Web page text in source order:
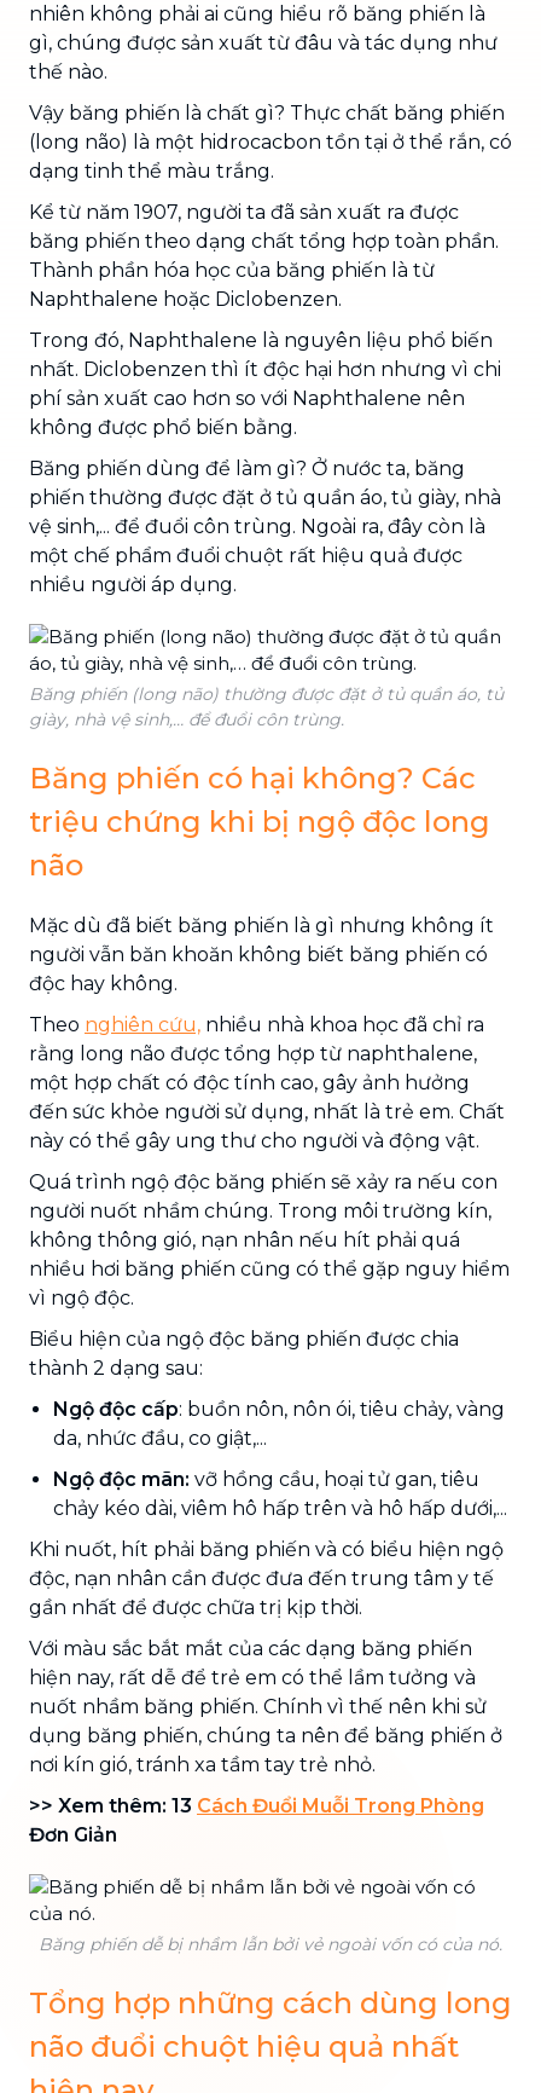
nhiên không phải ai cũng hiểu rõ băng phiến là
gì, chúng được sản xuất từ đâu và tác dụng như
thế nào.
Vậy băng phiến là chất gì? Thực chất băng phiến
(long não) là một hidrocacbon tồn tại ở thể rắn, có
dạng tinh thể màu trắng.
Kể từ năm 1907, người ta đã sản xuất ra được
băng phiến theo dạng chất tổng hợp toàn phần.
Thành phần hóa học của băng phiến là từ
Naphthalene hoặc Diclobenzen.
Trong đó, Naphthalene là nguyên liệu phổ biến
nhất. Diclobenzen thì ít độc hại hơn nhưng vì chi
phí sản xuất cao hơn so với Naphthalene nên
không được phổ biến bằng.
Băng phiến dùng để làm gì? Ở nước ta, băng
phiến thường được đặt ở tủ quần áo, tủ giày, nhà
vệ sinh,... để đuổi côn trùng. Ngoài ra, đây còn là
một chế phẩm đuổi chuột rất hiệu quả được
nhiều người áp dụng.
Băng phiến (long não) thường được đặt ở tủ quần áo, tủ
giày, nhà vệ sinh,… để đuổi côn trùng.
Băng phiến có hại không? Các
triệu chứng khi bị ngộ độc long
não
Mặc dù đã biết băng phiến là gì nhưng không ít
người vẫn băn khoăn không biết băng phiến có
độc hay không.
Theo nghiên cứu, nhiều nhà khoa học đã chỉ ra
rằng long não được tổng hợp từ naphthalene,
một hợp chất có độc tính cao, gây ảnh hưởng
đến sức khỏe người sử dụng, nhất là trẻ em. Chất
này có thể gây ung thư cho người và động vật.
Quá trình ngộ độc băng phiến sẽ xảy ra nếu con
người nuốt nhầm chúng. Trong môi trường kín,
không thông gió, nạn nhân nếu hít phải quá
nhiều hơi băng phiến cũng có thể gặp nguy hiểm
vì ngộ độc.
Biểu hiện của ngộ độc băng phiến được chia
thành 2 dạng sau:
Ngộ độc cấp: buồn nôn, nôn ói, tiêu chảy, vàng
da, nhức đầu, co giật,...
Ngộ độc mãn: vỡ hồng cầu, hoại tử gan, tiêu
chảy kéo dài, viêm hô hấp trên và hô hấp dưới,...
Khi nuốt, hít phải băng phiến và có biểu hiện ngộ
độc, nạn nhân cần được đưa đến trung tâm y tế
gần nhất để được chữa trị kịp thời.
Với màu sắc bắt mắt của các dạng băng phiến
hiện nay, rất dễ để trẻ em có thể lầm tưởng và
nuốt nhầm băng phiến. Chính vì thế nên khi sử
dụng băng phiến, chúng ta nên để băng phiến ở
nơi kín gió, tránh xa tầm tay trẻ nhỏ.
>> Xem thêm: 13 Cách Đuổi Muỗi Trong Phòng
Đơn Giản
Băng phiến dễ bị nhầm lẫn bởi vẻ ngoài vốn có của nó.
Tổng hợp những cách dùng long
não đuổi chuột hiệu quả nhất